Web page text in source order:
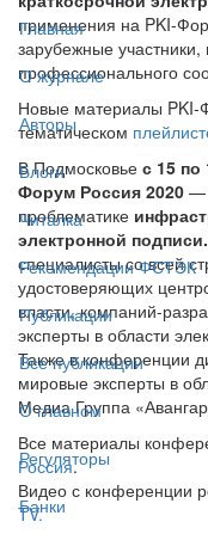
Главная
О журнале
Авторы
Блоги
Читалка
Рекомендации ФСТЭК
Публикации
Все публикации
О главном
Регуляторы
Банки
применения на PKI-
зарубежные
профессионального
Новые материалы PKI-
тематическом
В Подмосковье с 15 по
Форум Россия 2020 —
проблематике
электронной подписи.
специалисты со всей
удостоверяющих
власти, компаний-
эксперты в области
Также в конференции
мировые эксперты в
Медиа Группа
Все материалы
Россия.
Видео с конференции
TV.